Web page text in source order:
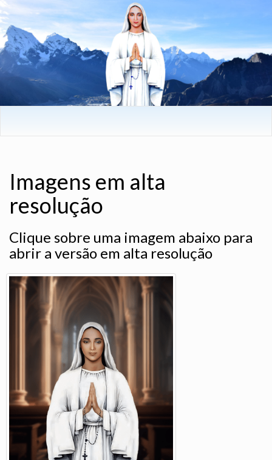
Imagens em alta
resolução
Clique sobre uma imagem abaixo para
abrir a versão em alta resolução